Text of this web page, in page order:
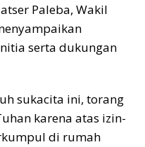
Paleba, Wakil
serta dukungan
sukacita ini, torang
karena atas izin-
di rumah